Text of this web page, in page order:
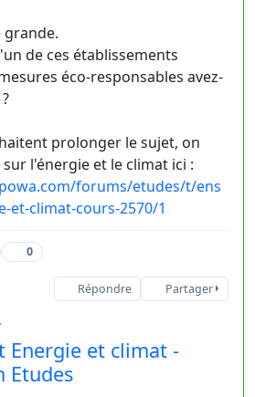
grande.
de ces établissements
éco-responsables avez-
prolonger le sujet, on
l'énergie et le climat ici :
forums/etudes/t/ens
et-climat-cours-2570/1
0
Répondre Partager
Energie et climat -
Etudes